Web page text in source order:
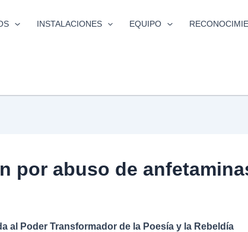
INSTALACIONES EQUIPO
por abuso de
al Poder Transformador de la Poesía y la Rebeldía